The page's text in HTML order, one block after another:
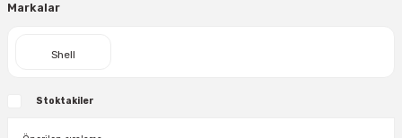
Markalar
Shell
Stoktakiler